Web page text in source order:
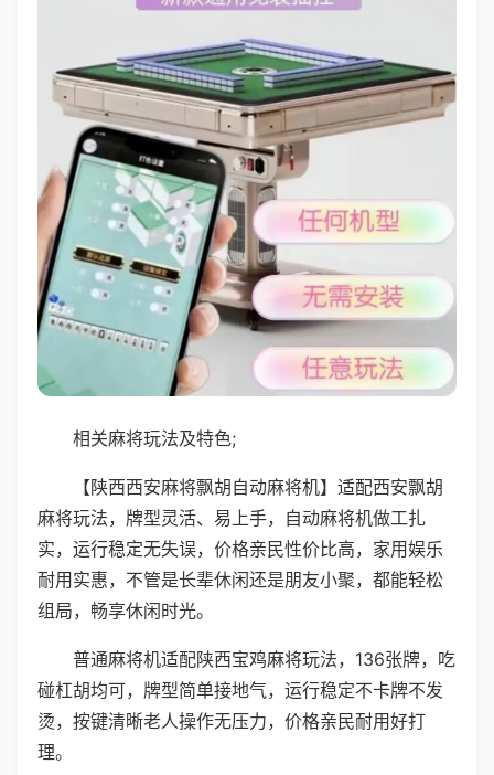
相关麻将玩法及特色;
【陕西西安麻将飘胡自动麻将机】适配西安飘胡
麻将玩法，牌型灵活、易上手，自动麻将机做工扎
实，运行稳定无失误，价格亲民性价比高，家用娱乐
耐用实惠，不管是长辈休闲还是朋友小聚，都能轻松
组局，畅享休闲时光。
普通麻将机适配陕西宝鸡麻将玩法，136张牌，吃
碰杠胡均可，牌型简单接地气，运行稳定不卡牌不发
烫，按键清晰老人操作无压力，价格亲民耐用好打
理。